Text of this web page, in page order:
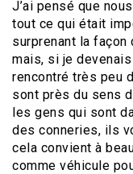
J’ai pensé que
tout ce qui était
surprenant la
mais, si je
rencontré très peu
sont près du sens
les gens qui sont
des conneries, ils
cela convient à
comme véhicule